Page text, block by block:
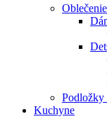
Podložky
Kuchyne